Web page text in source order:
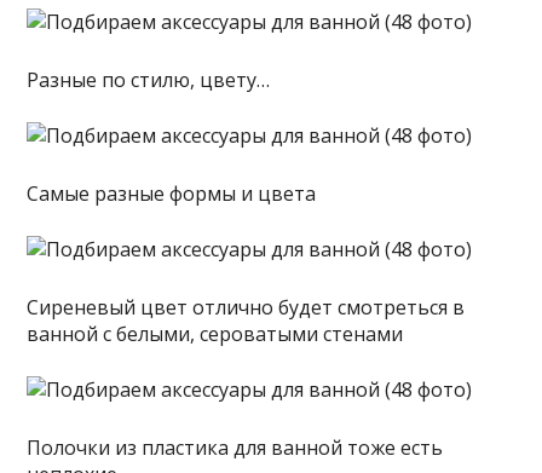
Разные по стилю, цвету…
Самые разные формы и цвета
Сиреневый цвет отлично будет смотреться в
ванной с белыми, сероватыми стенами
Полочки из пластика для ванной тоже есть